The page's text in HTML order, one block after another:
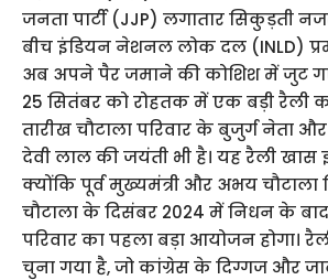
जनता पार्टी (JJP) लगातार सिकुड़ती
बीच इंडियन नेशनल लोक दल (INLD)
अब अपने पैर जमाने की कोशिश में जुट
25 सितंबर को रोहतक में एक बड़ी रैली
तारीख चौटाला परिवार के बुजुर्ग नेता और
देवी लाल की जयंती भी है। यह रैली खास
क्योंकि पूर्व मुख्यमंत्री और अभय चौटाला
चौटाला के दिसंबर 2024 में निधन के
परिवार का पहला बड़ा आयोजन होगा।
चुना गया है, जो कांग्रेस के दिग्गज और